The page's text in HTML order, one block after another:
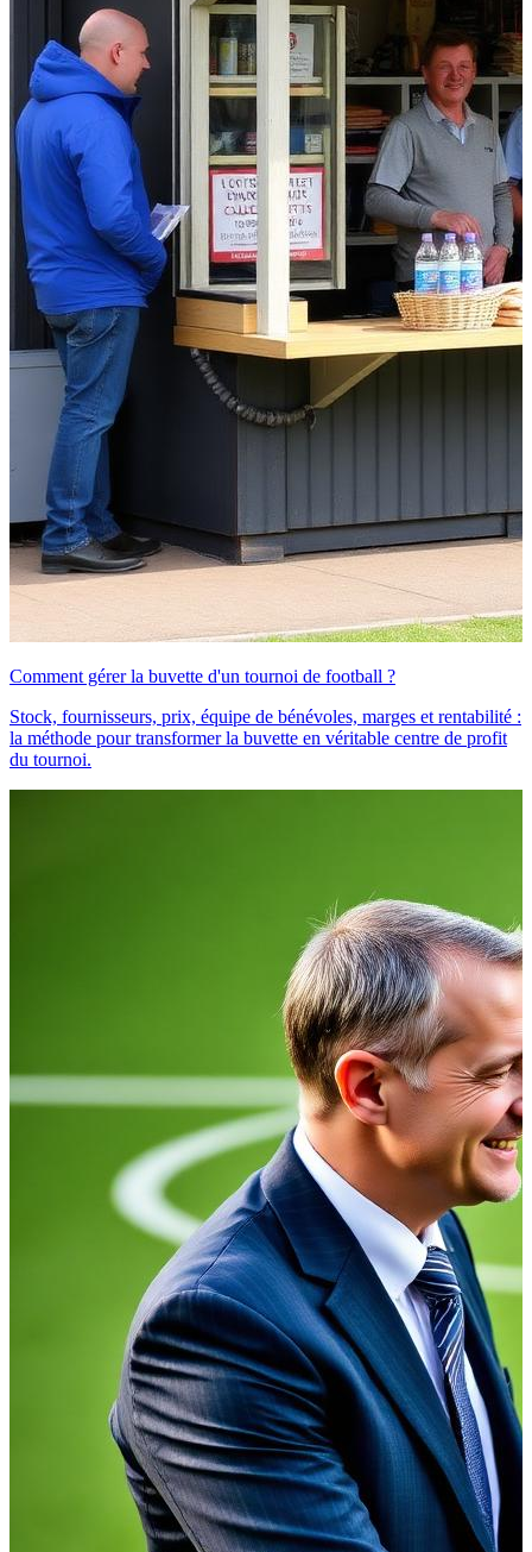
Comment gérer la buvette d'un tournoi de football ?
Stock, fournisseurs, prix, équipe de bénévoles, marges et rentabilité :
la méthode pour transformer la buvette en véritable centre de profit
du tournoi.